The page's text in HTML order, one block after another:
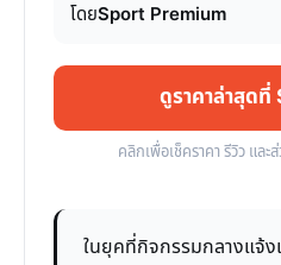
โดยSport Premium
ดูราคาล่าสุด
คลิกเพื่อเช็คราคา รีวิว แล
ในยุคที่กิจกรรมกลางแจ้